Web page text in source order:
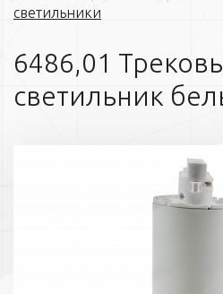
светильники
6486,01
светильник